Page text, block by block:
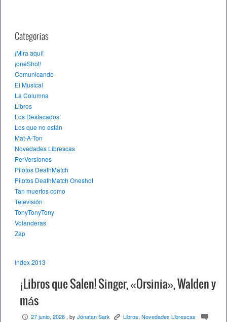
Categorías
¡Mira aquí!
¡oneShot!
Comunicando
El Musical
La Columna
Libros
Los Destacados
Los que no están
Mat-A-Ton
Novedades Librescas
PerVersiones
Pilotos DeathMatch
Pilotos DeathMatch Oneshot
Tan muertos como
Televisión
TonyTonyTony
Volanderas
Zap
Index 2013
¡Libros que Salen! Singer, «Orsinia», Walden y
más
P 27 junio, 2026 , by Jónatan Sark K Libros,Novedades Librescas c